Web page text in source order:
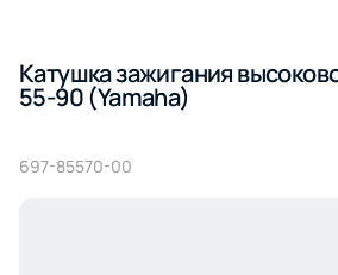
Катушка зажигания
55-90 (Yamaha)
697-85570-00